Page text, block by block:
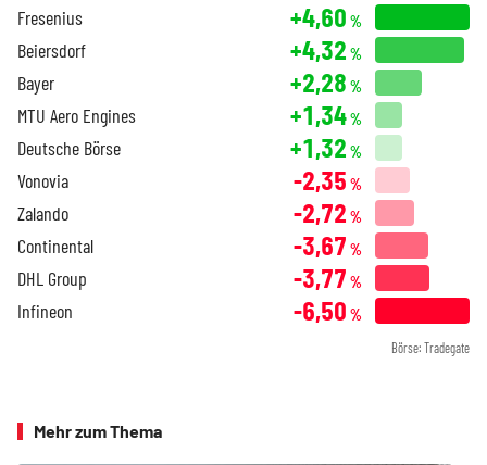
Fresenius +4,60 %
Beiersdorf +4,32 %
Bayer +2,28 %
MTU Aero Engines +1,34%
Deutsche Börse +1,32 %
Vonovia -2,35 %
Zalando -2,72 %
Continental -3,67 %
DHL Group -3,77 %
Infineon -6,50 %
Börse: Tradegate
Mehr zum Thema